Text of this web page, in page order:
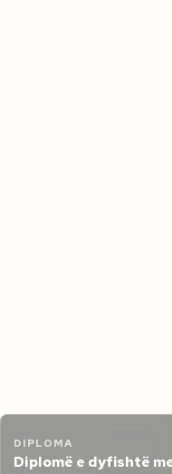
DIPLOMA
Diplomë e dyfishtë